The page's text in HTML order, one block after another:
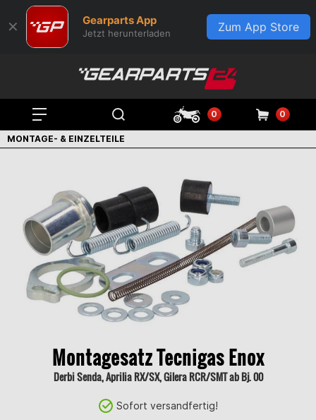
✕ Gearparts App
Jetzt herunterladen Zum App Store
0 0
MONTAGE- & EINZELTEILE
Montagesatz Tecnigas Enox
Derbi Senda, Aprilia RX/SX, Gilera RCR/SMT ab Bj. 00
Sofort versandfertig!